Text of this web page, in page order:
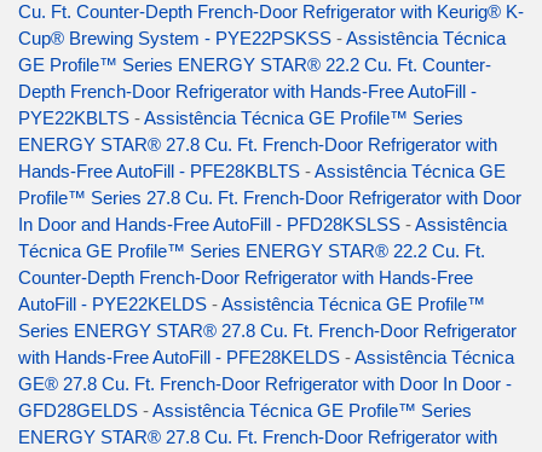
Cu. Ft. Counter-Depth French-Door Refrigerator with Keurig® K-
Cup® Brewing System - PYE22PSKSS -Assistência Técnica
GE Profile™ Series ENERGY STAR® 22.2 Cu. Ft. Counter-
Depth French-Door Refrigerator with Hands-Free AutoFill -
PYE22KBLTS -Assistência Técnica GE Profile™ Series
ENERGY STAR® 27.8 Cu. Ft. French-Door Refrigerator with
Hands-Free AutoFill - PFE28KBLTS -Assistência Técnica GE
Profile™ Series 27.8 Cu. Ft. French-Door Refrigerator with Door
In Door and Hands-Free AutoFill - PFD28KSLSS -Assistência
Técnica GE Profile™ Series ENERGY STAR® 22.2 Cu. Ft.
Counter-Depth French-Door Refrigerator with Hands-Free
AutoFill - PYE22KELDS -Assistência Técnica GE Profile™
Series ENERGY STAR® 27.8 Cu. Ft. French-Door Refrigerator
with Hands-Free AutoFill - PFE28KELDS -Assistência Técnica
GE® 27.8 Cu. Ft. French-Door Refrigerator with Door In Door -
GFD28GELDS -Assistência Técnica GE Profile™ Series
ENERGY STAR® 27.8 Cu. Ft. French-Door Refrigerator with